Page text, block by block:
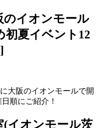
のイオンモール
初夏イベント12
大阪のイオンモールで開
順にご紹介！
(イオンモール茨